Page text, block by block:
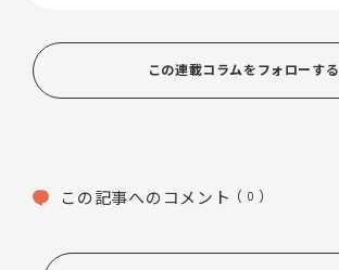
この連載コラムをフォローする
この記事へのコメント ( 0 )